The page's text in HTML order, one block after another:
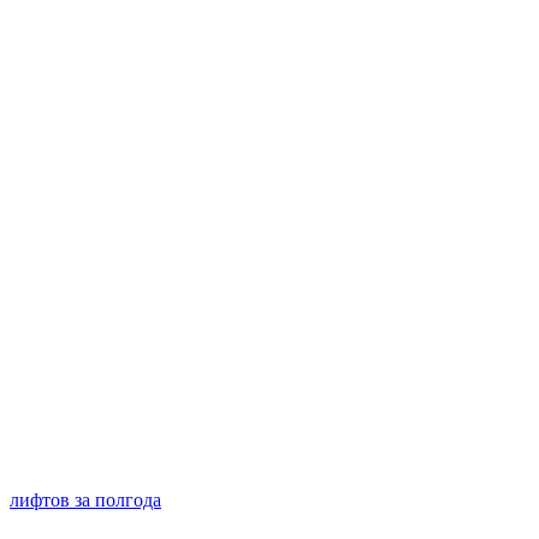
лифтов за полгода